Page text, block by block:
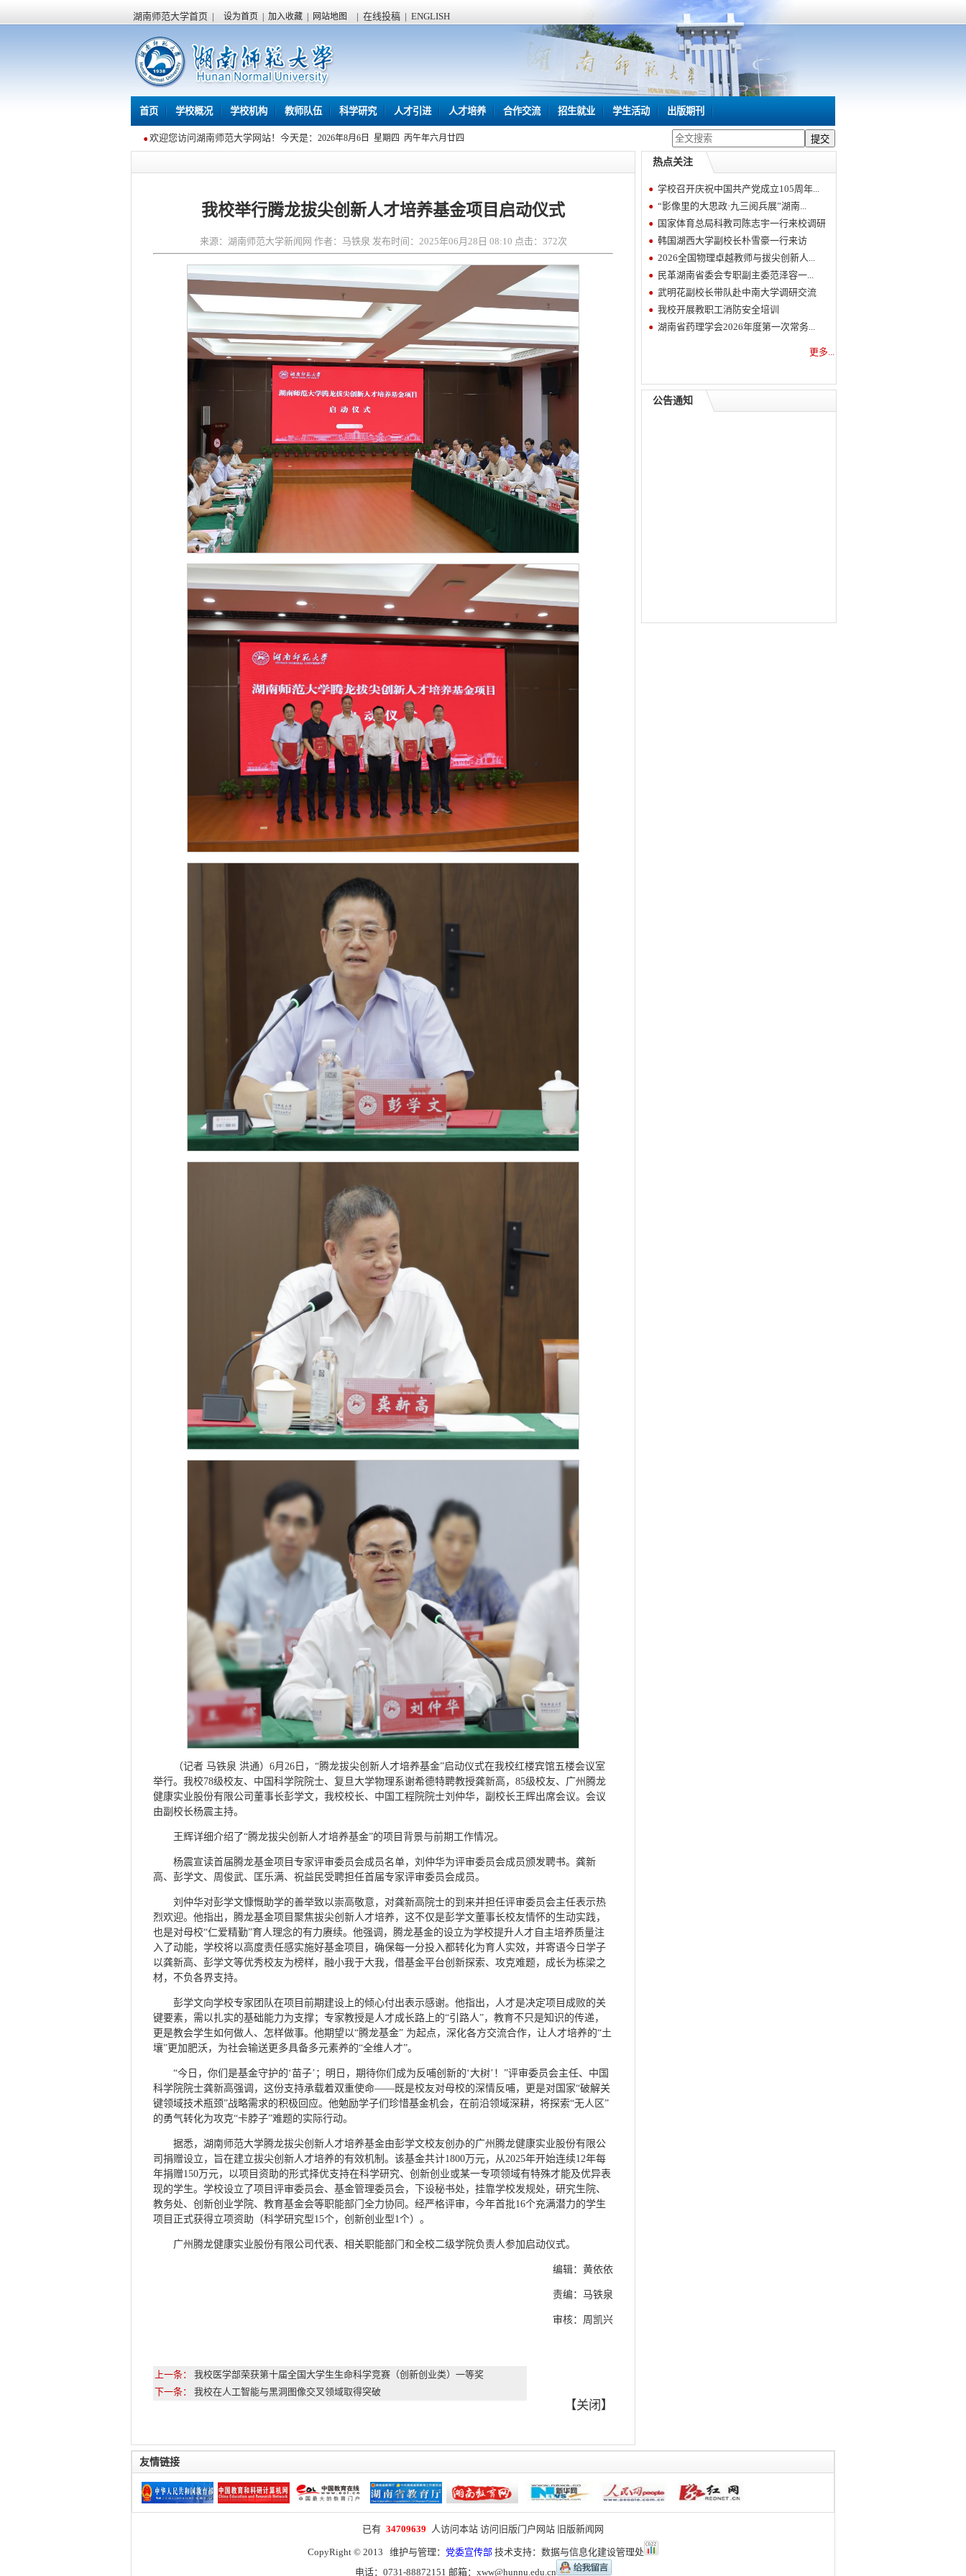
湖南师范大学首页 | 设为首页 加入收藏 网站地图 | 在线投稿 | ENGLISH
首页 学校概况 学校机构 教师队伍 科学研究 人才引进 人才培养 合作交流 招生就业 学生活动 出版期刊
欢迎您访问湖南师范大学网站！今天是： 2026年8月6日 星期四 丙午年六月廿四
我校举行腾龙拔尖创新人才培养基金项目启动仪式
来源：湖南师范大学新闻网 作者：马铁泉 发布时间：2025年06月28日 08:10 点击： 372次
（记者 马铁泉 洪通）6月26日，“腾龙拔尖创新人才培养基金”启动仪式在我校红楼宾馆五楼会议室
举行。我校78级校友、中国科学院院士、复旦大学物理系谢希德特聘教授龚新高，85级校友、广州腾龙
健康实业股份有限公司董事长彭学文，我校校长、中国工程院院士刘仲华，副校长王辉出席会议。会议
由副校长杨震主持。
王辉详细介绍了“腾龙拔尖创新人才培养基金”的项目背景与前期工作情况。
杨震宣读首届腾龙基金项目专家评审委员会成员名单，刘仲华为评审委员会成员颁发聘书。龚新
高、彭学文、周俊武、匡乐满、祝益民受聘担任首届专家评审委员会成员。
刘仲华对彭学文慷慨助学的善举致以崇高敬意，对龚新高院士的到来并担任评审委员会主任表示热
烈欢迎。他指出，腾龙基金项目聚焦拔尖创新人才培养，这不仅是彭学文董事长校友情怀的生动实践，
也是对母校“仁爱精勤”育人理念的有力赓续。他强调，腾龙基金的设立为学校提升人才自主培养质量注
入了动能，学校将以高度责任感实施好基金项目，确保每一分投入都转化为育人实效，并寄语今日学子
以龚新高、彭学文等优秀校友为榜样，融小我于大我，借基金平台创新探索、攻克难题，成长为栋梁之
材，不负各界支持。
彭学文向学校专家团队在项目前期建设上的倾心付出表示感谢。他指出，人才是决定项目成败的关
键要素，需以扎实的基础能力为支撑；专家教授是人才成长路上的“引路人”，教育不只是知识的传递，
更是教会学生如何做人、怎样做事。他期望以“腾龙基金” 为起点，深化各方交流合作，让人才培养的“土
壤”更加肥沃，为社会输送更多具备多元素养的“全维人才”。
“今日，你们是基金守护的‘苗子’；明日，期待你们成为反哺创新的‘大树’！”评审委员会主任、中国
科学院院士龚新高强调，这份支持承载着双重使命——既是校友对母校的深情反哺，更是对国家“破解关
键领域技术瓶颈”战略需求的积极回应。他勉励学子们珍惜基金机会，在前沿领域深耕，将探索“无人区”
的勇气转化为攻克“卡脖子”难题的实际行动。
据悉，湖南师范大学腾龙拔尖创新人才培养基金由彭学文校友创办的广州腾龙健康实业股份有限公
司捐赠设立，旨在建立拔尖创新人才培养的有效机制。该基金共计1800万元，从2025年开始连续12年每
年捐赠150万元，以项目资助的形式择优支持在科学研究、创新创业或某一专项领域有特殊才能及优异表
现的学生。学校设立了项目评审委员会、基金管理委员会，下设秘书处，挂靠学校发规处，研究生院、
教务处、创新创业学院、教育基金会等职能部门全力协同。经严格评审，今年首批16个充满潜力的学生
项目正式获得立项资助（科学研究型15个，创新创业型1个）。
广州腾龙健康实业股份有限公司代表、相关职能部门和全校二级学院负责人参加启动仪式。
编辑：黄依依
责编：马铁泉
审核：周凯兴
上一条： 我校医学部荣获第十届全国大学生生命科学竞赛（创新创业类）一等奖
下一条： 我校在人工智能与黑洞图像交叉领域取得突破
【关闭 】
热点关注
学校召开庆祝中国共产党成立105周年...
“影像里的大思政·九三阅兵展”湖南...
国家体育总局科教司陈志宇一行来校调研
韩国湖西大学副校长朴雪豪一行来访
2026全国物理卓越教师与拔尖创新人...
民革湖南省委会专职副主委范泽容一...
武明花副校长带队赴中南大学调研交流
我校开展教职工消防安全培训
湖南省药理学会2026年度第一次常务...
更多...
公告通知
友情链接
已有 34709639 人访问本站 访问旧版门户网站 旧版新闻网
CopyRight © 2013 维护与管理： 党委宣传部 技术支持： 数据与信息化建设管理处
电话：0731-88872151 邮箱： xww@hunnu.edu.cn